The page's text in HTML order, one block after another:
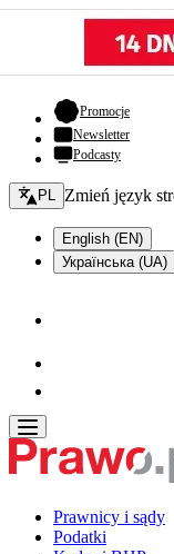
Promocje-
Newsletter
Podcasty
Zmień język - bieżący:
PL Zmień język
English (EN)
Українська (UA)
Prawnicy i sądy
Podatki